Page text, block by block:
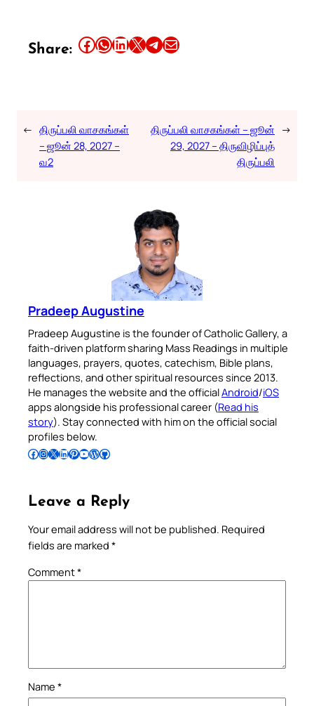
Share: Share this article on Facebook Share this article on WhatsApp Share this article on LinkedIn Share this article on X Share this article on TelegramEmail this Article
← திருப்பலி வாசகங்கள்
– ஜூன் 28, 2027 –
வ2
திருப்பலி வாசகங்கள் – ஜூன்
29, 2027 – திருவிழிப்புத்
திருப்பலி
→
Pradeep Augustine
Pradeep Augustine is the founder of Catholic Gallery, a
faith-driven platform sharing Mass Readings in multiple
languages, prayers, quotes, catechism, Bible plans,
reflections, and other spiritual resources since 2013.
He manages the website and the officialAndroid/iOS
apps alongside his professional career (Read his
story). Stay connected with him on the official social
profiles below.
Follow Pradeep on Facebook Follow Pradeep on InstagramFollow Pradeep on X Follow Pradeep on LinkedIn Follow Pradeep on Pinterest Subscribe to Pradeep’s Youtube Channel Follow Pradeep on WordPress Follow Pradeep on GitHub
Leave a Reply
Your email address will not be published. Required
fields are marked *
Comment*
Name *